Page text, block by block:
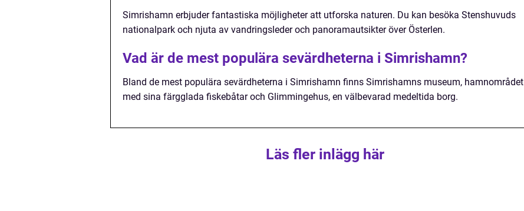
Simrishamn erbjuder fantastiska möjligheter att utforska naturen. Du kan besöka Stenshuvuds
nationalpark och njuta av vandringsleder och panoramautsikter över Österlen.
Vad är de mest populära sevärdheterna i Simrishamn?
Bland de mest populära sevärdheterna i Simrishamn finns Simrishamns museum, hamnområdet
med sina färgglada fiskebåtar och Glimmingehus, en välbevarad medeltida borg.
Läs fler inlägg här